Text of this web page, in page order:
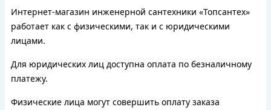
Интернет-магазин инженерной сантехники «Топсантех»
работает как с физическими, так и с юридическими
лицами.
Для юридических лиц доступна оплата по безналичному
платежу.
Физические лица могут совершить оплату заказа